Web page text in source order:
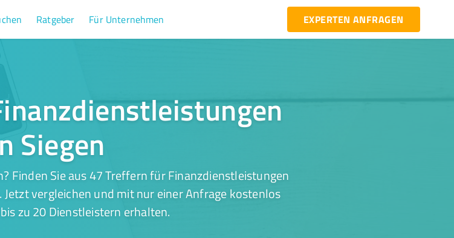
Ratgeber Für Unternehmen EXPERTEN ANFRAGEN
Siegen
Finden Sie aus 47 Treffern für Finanzdienstleistungen
Jetzt vergleichen und mit nur einer Anfrage kostenlos
zu 20 Dienstleistern erhalten.